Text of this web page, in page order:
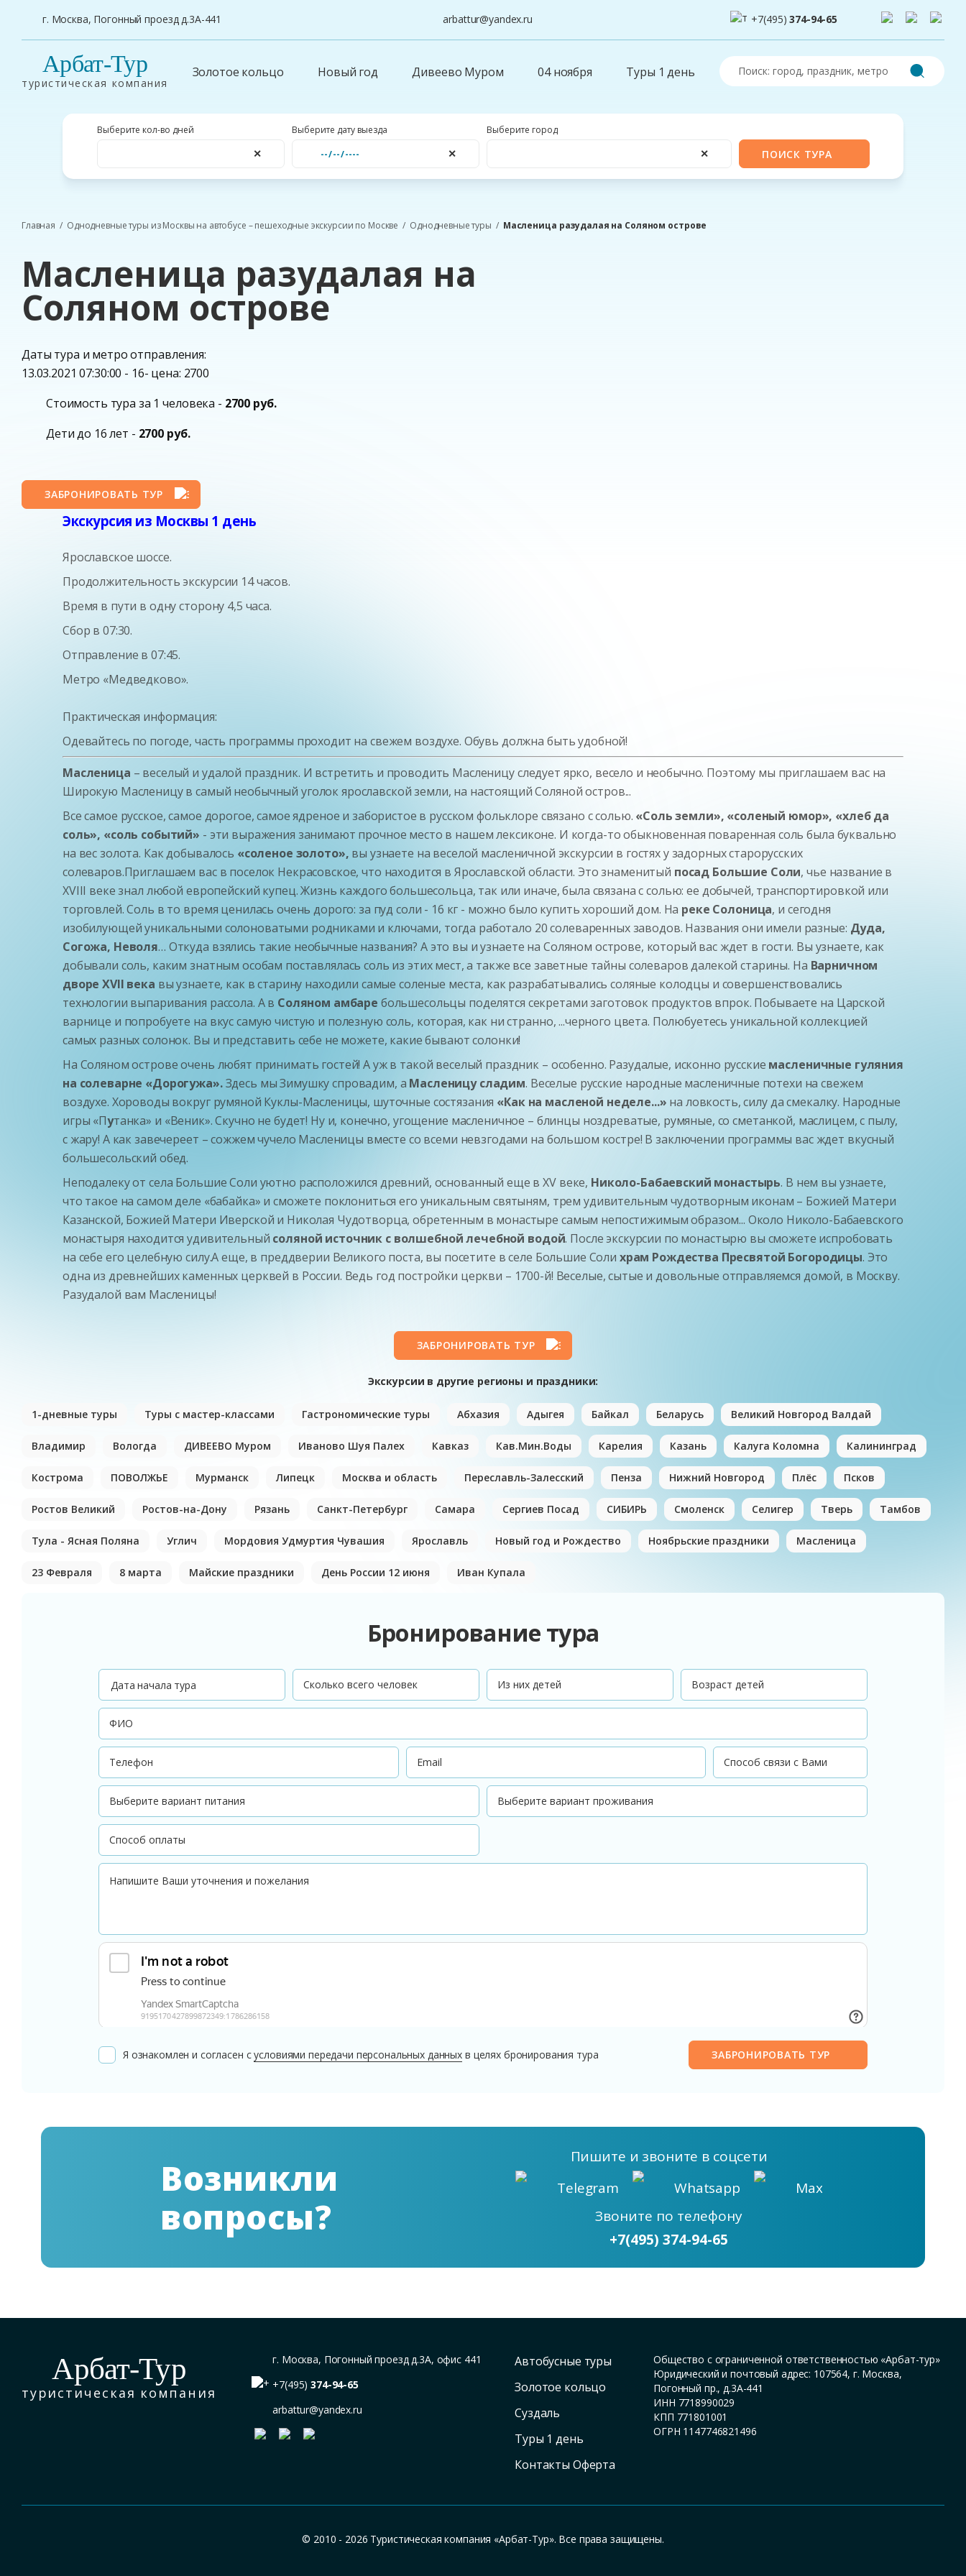
г. Москва, Погонный проезд д.3А-441 +7(495)374-94-65
arbattur@yandex.ru
Арбат-Тур
туристическая компания
Золотое кольцо Новый год Дивеево Муром 04 ноября Туры 1 день
Выберите кол-во дней
✕
Выберите дату выезда
✕
Выберите город
✕ ПОИСК ТУРА
Главная Однодневные туры из Москвы на автобусе – пешеходные экскурсии по Москве Однодневные туры Масленица разудалая на Соляном острове
Масленица разудалая на
Соляном острове
Даты тура и метро отправления:
13.03.2021 07:30:00 - 16- цена: 2700
Стоимость тура за 1 человека - 2700 руб.
Дети до 16 лет - 2700 руб.
ЗАБРОНИРОВАТЬ ТУР
Экскурсия из Москвы 1 день
Ярославское шоссе.
Продолжительность экскурсии 14 часов.
Время в пути в одну сторону 4,5 часа.
Сбор в 07:30.
Отправление в 07:45.
Метро «Медведково».
Практическая информация:
Одевайтесь по погоде, часть программы проходит на свежем воздухе. Обувь должна быть удобной!
Масленица – веселый и удалой праздник. И встретить и проводить Масленицу следует ярко, весело и необычно. Поэтому мы приглашаем вас на
Широкую Масленицу в самый необычный уголок ярославской земли, на настоящий Соляной остров...
Все самое русское, самое дорогое, самое ядреное и забористое в русском фольклоре связано с солью. «Соль земли», «соленый юмор», «хлеб да
соль», «соль событий» - эти выражения занимают прочное место в нашем лексиконе. И когда-то обыкновенная поваренная соль была буквально
на вес золота. Как добывалось «соленое золото», вы узнаете на веселой масленичной экскурсии в гостях у задорных старорусских
солеваров.Приглашаем вас в поселок Некрасовское, что находится в Ярославской области. Это знаменитый посад Большие Соли, чье название в
XVIII веке знал любой европейский купец. Жизнь каждого большесольца, так или иначе, была связана с солью: ее добычей, транспортировкой или
торговлей. Соль в то время ценилась очень дорого: за пуд соли - 16 кг - можно было купить хороший дом. На реке Солоница, и сегодня
изобилующей уникальными солоноватыми родниками и ключами, тогда работало 20 солеваренных заводов. Названия они имели разные: Дуда,
Согожа, Неволя… Откуда взялись такие необычные названия? А это вы и узнаете на Соляном острове, который вас ждет в гости. Вы узнаете, как
добывали соль, каким знатным особам поставлялась соль из этих мест, а также все заветные тайны солеваров далекой старины. На Варничном
двореXVII века вы узнаете, как в старину находили самые соленые места, как разрабатывались соляные колодцы и совершенствовались
технологии выпаривания рассола. А в Соляном амбаре большесольцы поделятся секретами заготовок продуктов впрок. Побываете на Царской
варнице и попробуете на вкус самую чистую и полезную соль, которая, как ни странно, ...черного цвета. Полюбуетесь уникальной коллекцией
самых разных солонок. Вы и представить себе не можете, какие бывают солонки!
На Соляном острове очень любят принимать гостей! А уж в такой веселый праздник – особенно. Разудалые, исконно русские масленичные гуляния
на солеварне «Дорогужа».Здесь мы Зимушку спровадим, а Масленицу сладим. Веселые русские народные масленичные потехи на свежем
воздухе. Хороводы вокруг румяной Куклы-Масленицы, шуточные состязания «Как на масленой неделе...» на ловкость, силу да смекалку. Народные
игры «Путанка» и «Веник». Скучно не будет! Ну и, конечно, угощение масленичное – блинцы ноздреватые, румяные, со сметанкой, маслицем, с пылу,
с жару! А как завечереет – сожжем чучело Масленицы вместе со всеми невзгодами на большом костре! В заключении программы вас ждет вкусный
большесольский обед.
Неподалеку от села Большие Соли уютно расположился древний, основанный еще в XV веке, Николо-Бабаевский монастырь. В нем вы узнаете,
что такое на самом деле «бабайка» и сможете поклониться его уникальным святыням, трем удивительным чудотворным иконам – Божией Матери
Казанской, Божией Матери Иверской и Николая Чудотворца, обретенным в монастыре самым непостижимым образом... Около Николо-Бабаевского
монастыря находится удивительный соляной источник с волшебной лечебной водой. После экскурсии по монастырю вы сможете испробовать
на себе его целебную силу.А еще, в преддверии Великого поста, вы посетите в селе Большие Соли храм Рождества Пресвятой Богородицы. Это
одна из древнейших каменных церквей в России. Ведь год постройки церкви – 1700-й! Веселые, сытые и довольные отправляемся домой, в Москву.
Разудалой вам Масленицы!
ЗАБРОНИРОВАТЬ ТУР
Экскурсии в другие регионы и праздники:
1-дневные туры Туры с мастер-классами Гастрономические туры Абхазия Адыгея Байкал Беларусь Великий Новгород Валдай
Владимир Вологда ДИВЕЕВО Муром Иваново Шуя Палех Кавказ Кав.Мин.Воды Карелия Казань Калуга Коломна Калининград
Кострома ПОВОЛЖЬЕ Мурманск Липецк Москва и область Переславль-Залесский Пенза Нижний Новгород Плёс Псков
Ростов Великий Ростов-на-Дону Рязань Санкт-Петербург Самара Сергиев Посад СИБИРЬ Смоленск Селигер Тверь Тамбов
Тула - Ясная Поляна Углич Мордовия Удмуртия Чувашия Ярославль Новый год и Рождество Ноябрьские праздники Масленица
23 Февраля 8 марта Майские праздники День России 12 июня Иван Купала
Бронирование тура
Дата начала тура
Я ознакомлен и согласен сусловиями передачи персональных данных в целях бронирования тура ЗАБРОНИРОВАТЬ ТУР
Возникли
вопросы?
Пишите и звоните в соцсети
Telegram
Whatsapp
Max
Звоните по телефону
+7(495) 374-94-65
Арбат-Тур
туристическая компания
г. Москва, Погонный проезд д.3А, офис 441
+7(495)374-94-65
arbattur@yandex.ru
Автобусные туры
Золотое кольцо
Суздаль
Туры 1 день
Контакты Оферта
Общество с ограниченной ответственностью «Арбат-тур»
Юридический и почтовый адрес: 107564, г. Москва,
Погонный пр., д.3А-441
ИНН 7718990029
КПП 771801001
ОГРН 1147746821496
© 2010 - 2026 Туристическая компания «Арбат-Тур». Все права защищены.